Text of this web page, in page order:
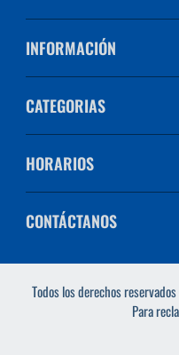
INFORMACIÓN
CATEGORIAS
HORARIOS
CONTÁCTANOS
Todos los derechos
Para